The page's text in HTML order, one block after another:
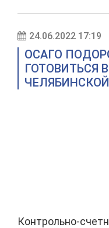
24.06.2022 17:19
ОСАГО
ГОТОВИТЬСЯ
Контрольно-